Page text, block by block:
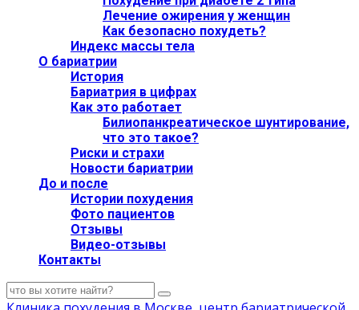
Лечение ожирения у женщин
Как безопасно похудеть?
Индекс массы тела
О бариатрии
История
Бариатрия в цифрах
Как это работает
Билиопанкреатическое шунтирование,
что это такое?
Риски и страхи
Новости бариатрии
До и после
Истории похудения
Фото пациентов
Отзывы
Видео-отзывы
Контакты